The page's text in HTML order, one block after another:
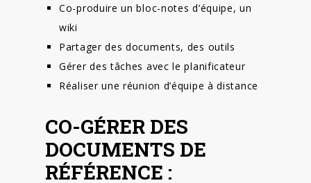
Co-produire un bloc-notes d’équipe, un
wiki
Partager des documents, des outils
Gérer des tâches avec le planificateur
Réaliser une réunion d’équipe à distance
CO-GÉRER DES
DOCUMENTS DE
RÉFÉRENCE :